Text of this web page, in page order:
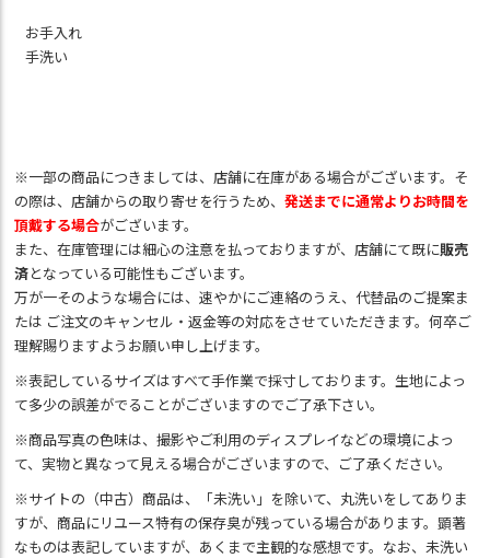
お手入れ
手洗い
※一部の商品につきましては、店舗に在庫がある場合がございます。そ
の際は、店舗からの取り寄せを行うため、発送までに通常よりお時間を
頂戴する場合がございます。
また、在庫管理には細心の注意を払っておりますが、店舗にて既に販売
済となっている可能性もございます。
万が一そのような場合には、速やかにご連絡のうえ、代替品のご提案ま
たは ご注文のキャンセル・返金等の対応をさせていただきます。何卒ご
理解賜りますようお願い申し上げます。
※表記しているサイズはすべて手作業で採寸しております。生地によっ
て多少の誤差がでることがございますのでご了承下さい。
※商品写真の色味は、撮影やご利用のディスプレイなどの環境によっ
て、実物と異なって見える場合がございますので、ご了承ください。
※サイトの（中古）商品は、「未洗い」を除いて、丸洗いをしてありま
すが、商品にリユース特有の保存臭が残っている場合があります。顕著
なものは表記していますが、あくまで主観的な感想です。なお、未洗い